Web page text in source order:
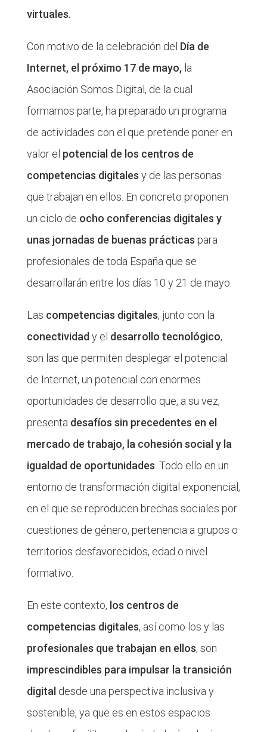
virtuales.
Con motivo de la celebración del Día de
Internet, el próximo 17 de mayo,la
Asociación Somos Digital, de la cual
formamos parte, ha preparado un programa
de actividades con el que pretende poner en
valor el potencial de los centros de
competencias digitales y de las personas
que trabajan en ellos. En concreto proponen
un ciclo de ocho conferencias digitales y
unas jornadas de buenas prácticas para
profesionales de toda España que se
desarrollarán entre los días 10 y 21 de mayo.
Las competencias digitales, junto con la
conectividad y el desarrollo tecnológico,
son las que permiten desplegar el potencial
de Internet, un potencial con enormes
oportunidades de desarrollo que, a su vez,
presenta desafíos sin precedentes en el
mercado de trabajo, la cohesión social y la
igualdad de oportunidades . Todo ello en un
entorno de transformación digital exponencial,
en el que se reproducen brechas sociales por
cuestiones de género, pertenencia a grupos o
territorios desfavorecidos, edad o nivel
formativo.
En este contexto, los centros de
competencias digitales, así como los y las
profesionales que trabajan en ellos, son
imprescindibles para impulsar la transición
digital desde una perspectiva inclusiva y
sostenible, ya que es en estos espacios